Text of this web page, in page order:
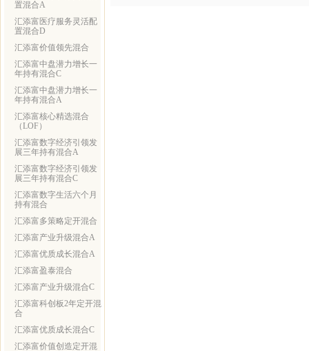
置混合A
汇添富医疗服务灵活配
置混合D
汇添富价值领先混合
汇添富中盘潜力增长一
年持有混合C
汇添富中盘潜力增长一
年持有混合A
汇添富核心精选混合
（LOF）
汇添富数字经济引领发
展三年持有混合A
汇添富数字经济引领发
展三年持有混合C
汇添富数字生活六个月
持有混合
汇添富多策略定开混合
汇添富产业升级混合A
汇添富优质成长混合A
汇添富盈泰混合
汇添富产业升级混合C
汇添富科创板2年定开混
合
汇添富优质成长混合C
汇添富价值创造定开混